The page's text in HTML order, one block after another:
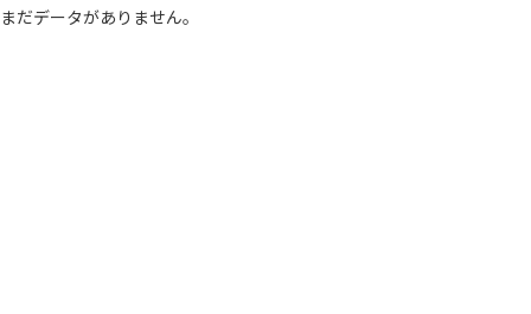
まだデータがありません。